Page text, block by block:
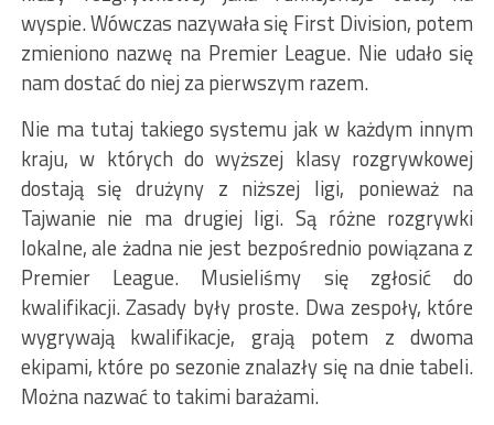
wyspie. Wówczas nazywała się First Division, potem
zmieniono nazwę na Premier League. Nie udało się
nam dostać do niej za pierwszym razem.
Nie ma tutaj takiego systemu jak w każdym innym
kraju, w których do wyższej klasy rozgrywkowej
dostają się drużyny z niższej ligi, ponieważ na
Tajwanie nie ma drugiej ligi. Są różne rozgrywki
lokalne, ale żadna nie jest bezpośrednio powiązana z
Premier League. Musieliśmy się zgłosić do
kwalifikacji. Zasady były proste. Dwa zespoły, które
wygrywają kwalifikacje, grają potem z dwoma
ekipami, które po sezonie znalazły się na dnie tabeli.
Można nazwać to takimi barażami.